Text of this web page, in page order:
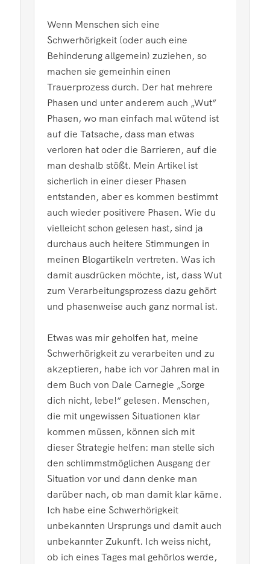
Wenn Menschen sich eine
Schwerhörigkeit (oder auch eine
Behinderung allgemein) zuziehen, so
machen sie gemeinhin einen
Trauerprozess durch. Der hat mehrere
Phasen und unter anderem auch „Wut“
Phasen, wo man einfach mal wütend ist
auf die Tatsache, dass man etwas
verloren hat oder die Barrieren, auf die
man deshalb stößt. Mein Artikel ist
sicherlich in einer dieser Phasen
entstanden, aber es kommen bestimmt
auch wieder positivere Phasen. Wie du
vielleicht schon gelesen hast, sind ja
durchaus auch heitere Stimmungen in
meinen Blogartikeln vertreten. Was ich
damit ausdrücken möchte, ist, dass Wut
zum Verarbeitungsprozess dazu gehört
und phasenweise auch ganz normal ist.
Etwas was mir geholfen hat, meine
Schwerhörigkeit zu verarbeiten und zu
akzeptieren, habe ich vor Jahren mal in
dem Buch von Dale Carnegie „Sorge
dich nicht, lebe!“ gelesen. Menschen,
die mit ungewissen Situationen klar
kommen müssen, können sich mit
dieser Strategie helfen: man stelle sich
den schlimmstmöglichen Ausgang der
Situation vor und dann denke man
darüber nach, ob man damit klar käme.
Ich habe eine Schwerhörigkeit
unbekannten Ursprungs und damit auch
unbekannter Zukunft. Ich weiss nicht,
ob ich eines Tages mal gehörlos werde,